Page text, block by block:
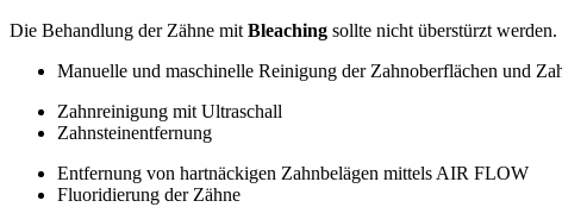
Die Behandlung der Zähne mit Bleaching sollte nicht überstürzt
Manuelle und maschinelle Reinigung der Zahnoberflächen und
Zahnreinigung mit Ultraschall
Zahnsteinentfernung
Entfernung von hartnäckigen Zahnbelägen mittels AIR FLOW
Fluoridierung der Zähne